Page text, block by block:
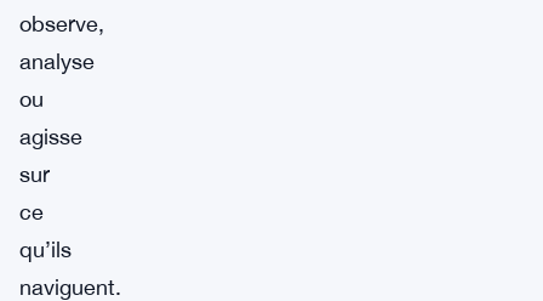
observe,
analyse
ou
agisse
sur
ce
qu’ils
naviguent.